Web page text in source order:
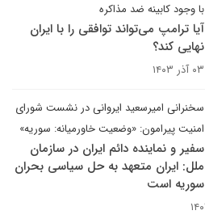
با وجود کابینه ضد مذاکره
آیا ترامپ می‌تواند توافقی را با ایران
نهایی کند؟
۰۳ آذر ۱۴۰۳
سخنرانی امیرسعید ایروانی در نشست شورای
امنیت پیرامون: «وضعیت خاورمیانه: سوریه»
سفیر و نماینده دائم ایران در سازمان
ملل: ایران متعهد به حل سیاسی بحران
سوریه است